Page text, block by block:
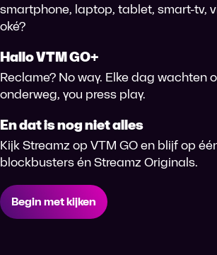
smartphone, laptop, tablet, smart-tv,
oké?
Hallo VTM GO+
Reclame? No way. Elke dag wachten
onderweg, you press play.
En dat is nog niet alles
Kijk Streamz op VTM GO en blijf op
blockbusters én Streamz Originals.
Begin met kijken